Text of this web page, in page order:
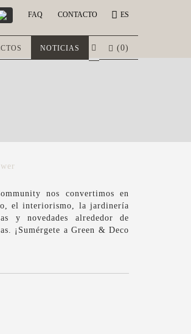
FAQ CONTACTO ES
NOTICIAS (0)
nos convertimos en
el interiorismo, la jardinería
y novedades alrededor de
¡Sumérgete a Green & Deco